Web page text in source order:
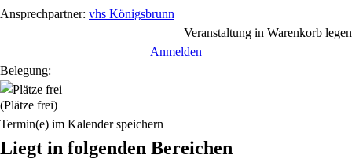
Ansprechpartner: vhs Königsbrunn
Veranstaltung in Warenkorb legen
Anmelden
Belegung:
(Plätze frei)
Termin(e) im Kalender speichern
Liegt in folgenden Bereichen